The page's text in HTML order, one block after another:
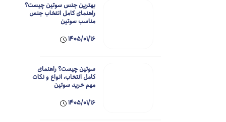
بهترین جنس سوتین چیست؟
راهنمای کامل انتخاب جنس
مناسب سوتین
1405/01/16
سوتین چیست؟ راهنمای
کامل انتخاب، انواع و نکات
مهم خرید سوتین
1405/01/16